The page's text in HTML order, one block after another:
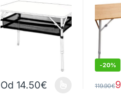
lahko izberete na strani izdelka
Od 14.50€
Ta izdelek ima več različic. Možnosti
-20%
119.90€
Ta